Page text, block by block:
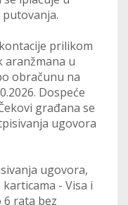
prilikom
aranžmana u
obračunu na
Dospeće
građana se
ugovora
ugovora,
- Visa i
rata bez